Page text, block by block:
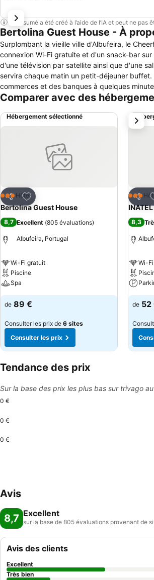
Ce résumé a été créé à l’aide de l’IA et peut ne pas
Bertolina Guest House - À
Surplombant la vieille ville d'Albufeira, le
connexion Wi-Fi gratuite et d'un snack-bar
d'une télévision par satellite ainsi que d'une
servira chaque matin un petit-déjeuner
commerces et des banques à quelques
et assurer des services d'étage et de
de Faro est accessible en 30 minutes de route.
Comparer avec des
Hébergement sélectionné
Partager
Ajouter à mes favoris
3 ÉtoilesHôtel
Bertolina Guest House
8,7 Excellent (805 évaluations)
Albufeira, Portugal
Wi-Fi gratuit
Piscine
Spa
de 89 €
Consulter les prix de 6 sites
Consulter les prix
3 Étoiles
8,3
Wi-
de 52
Tendance des prix
Sur la base des prix les plus bas sur trivago
0 €
0 €
0 €
Avis
8,7 Excellent
sur la base de 805 évaluations provenant de
Avis des clients
Excellent
Très bien